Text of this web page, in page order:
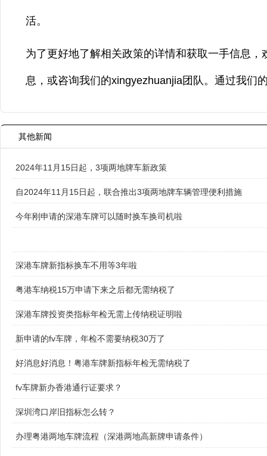
活。
为了更好地了解相关政策的详情和获取一手信息
息，或咨询我们的xingyezhuanjia团队。通过我们
其他新闻
2024年11月15日起，3项两地牌车新政策
自2024年11月15日起，联合推出3项两地牌车辆管理便利措施
今年刚申请的深港车牌可以随时换车换司机啦
深港车牌新指标换车不用等3年啦
粤港车纳税15万申请下来之后都无需纳税了
深港车牌投资类指标年检无需上传纳税证明啦
新申请的fv车牌，年检不需要纳税30万了
好消息好消息！粤港车牌新指标年检无需纳税了
fv车牌新办香港通行证要求？
深圳湾口岸旧指标怎么转？
办理粤港两地车牌流程（深港两地高新牌申请条件）